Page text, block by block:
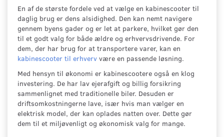
En af de største fordele ved at vælge en kabinescooter til
daglig brug er dens alsidighed. Den kan nemt navigere
gennem byens gader og er let at parkere, hvilket gør den
til et godt valg for både ældre og erhvervsdrivende. For
dem, der har brug for at transportere varer, kan en
kabinescooter til erhverv være en passende løsning.
Med hensyn til økonomi er kabinescootere også en klog
investering. De har lav ejerafgift og billig forsikring
sammenlignet med traditionelle biler. Desuden er
driftsomkostningerne lave, især hvis man vælger en
elektrisk model, der kan oplades natten over. Dette gør
dem til et miljøvenligt og økonomisk valg for mange.